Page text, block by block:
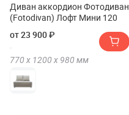
Диван аккордион Фотодиван
(Fotodivan) Лофт Мини 120
от 23 900 ₽
770 х 1200 х 980 мм